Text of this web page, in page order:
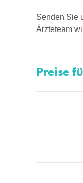
Senden Sie
Ärzteteam
Preise